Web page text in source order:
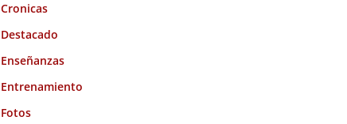
Cronicas
Destacado
Enseñanzas
Entrenamiento
Fotos